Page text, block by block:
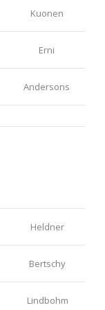
Kuonen
Erni
Andersons
Heldner
Bertschy
Lindbohm